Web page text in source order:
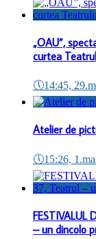
„OAU”,
curtea
🕔14:45,
Atelier de
🕔15:26,
FESTIVALUL
– un dincolo